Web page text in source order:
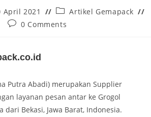
April 2021
Artikel Gemapack
0 Comments
Putra Abadi) merupakan Supplier
layanan pesan antar ke Grogol
dari Bekasi, Jawa Barat, Indonesia.